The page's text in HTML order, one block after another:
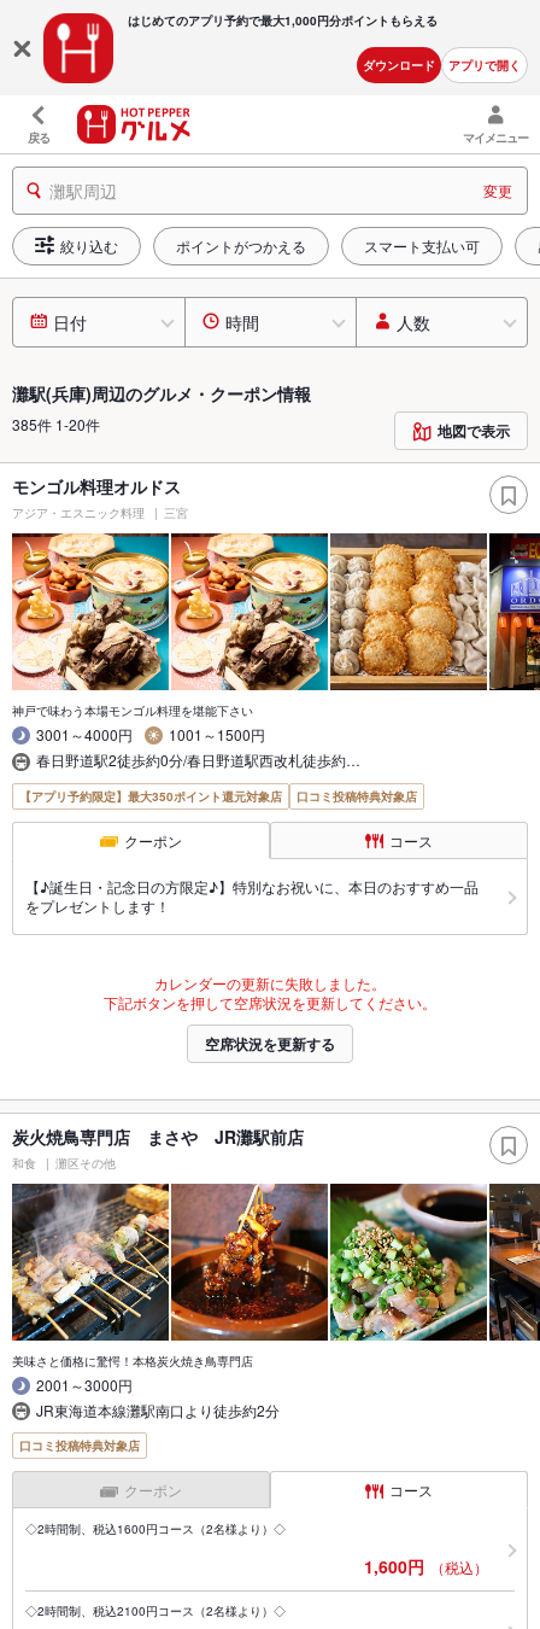
はじめてのアプリ予約で最大1,000円分ポイントもらえる
ダウンロード アプリで開く
戻る マイメニュー
灘駅周辺 変更
絞り込む ポイントがつかえる スマート支払い可
日付 時間 人数
灘駅(兵庫)周辺のグルメ・クーポン情報
385件 1-20件 地図で表示
モンゴル料理オルドス
アジア・エスニック料理 三宮
神戸で味わう本場モンゴル料理を堪能下さい
3001～4000円
1001～1500円
春日野道駅2徒歩約0分/春日野道駅西改札徒歩約…
【アプリ予約限定】最大350ポイント還元対象店 口コミ投稿特典対象店
クーポン コース
【♪誕生日・記念日の方限定♪】特別なお祝いに、本日のおすすめ一品
をプレゼントします！
カレンダーの更新に失敗しました。
下記ボタンを押して空席状況を更新してください。
空席状況を更新する
炭火焼鳥専門店 まさや JR灘駅前店
和食 灘区その他
美味さと価格に驚愕！本格炭火焼き鳥専門店
2001～3000円
JR東海道本線灘駅南口より徒歩約2分
口コミ投稿特典対象店
クーポン コース
◇2時間制、税込1600円コース（2名様より）◇
1,600円 （税込）
◇2時間制、税込2100円コース（2名様より）◇